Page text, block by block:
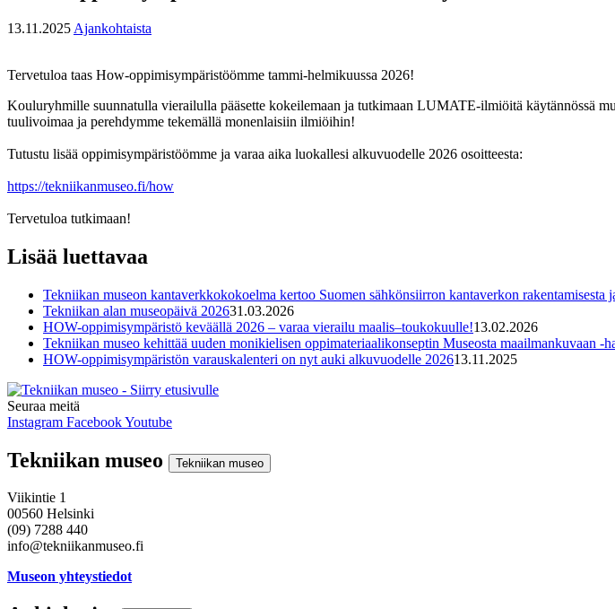
13.11.2025 Ajankohtaista
Tervetuloa taas How-oppimisympäristöömme tammi-helmikuussa 2026!
Kouluryhmille suunnatulla vierailulla pääsette kokeilemaan ja tutkimaan LUMATE-ilmiöitä käytännössä
tuulivoimaa ja perehdymme tekemällä monenlaisiin ilmiöihin!
Tutustu lisää oppimisympäristöömme ja varaa aika luokallesi alkuvuodelle 2026 osoitteesta:
https://tekniikanmuseo.fi/how
Tervetuloa tutkimaan!
Lisää luettavaa
Tekniikan museon kantaverkkokokoelma kertoo Suomen sähkönsiirron kantaverkon rakentamisesta
Tekniikan alan museopäivä 202631.03.2026
HOW-oppimisympäristö keväällä 2026 – varaa vierailu maalis–toukokuulle!13.02.2026
Tekniikan museo kehittää uuden monikielisen oppimateriaalikonseptin Museosta maailmankuvaan -
HOW-oppimisympäristön varauskalenteri on nyt auki alkuvuodelle 202613.11.2025
Seuraa meitä
Instagram FacebookYoutube
Tekniikan museo Tekniikan museo
Viikintie 1
00560 Helsinki
(09) 7288 440
info@tekniikanmuseo.fi
Museon yhteystiedot